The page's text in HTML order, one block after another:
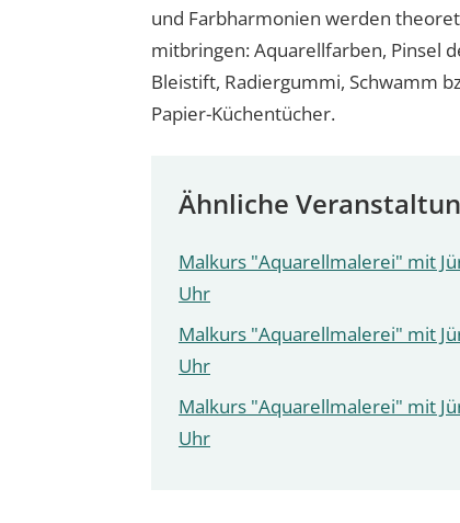
und Farbharmonien werden
mitbringen: Aquarellfarben, Pinsel
Bleistift, Radiergummi, Schwamm
Papier-Küchentücher.
Ähnliche
Malkurs "Aquarellmalerei" mit
Uhr
Malkurs "Aquarellmalerei" mit
Uhr
Malkurs "Aquarellmalerei" mit
Uhr